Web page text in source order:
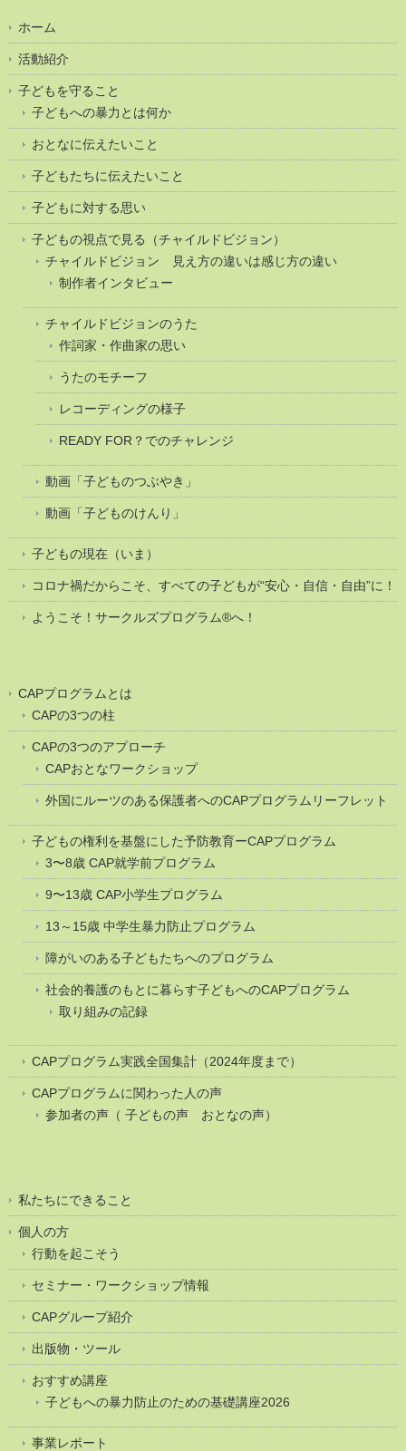
ホーム
活動紹介
子どもを守ること
子どもへの暴力とは何か
おとなに伝えたいこと
子どもたちに伝えたいこと
子どもに対する思い
子どもの視点で見る（チャイルドビジョン）
チャイルドビジョン 見え方の違いは感じ方の違い
制作者インタビュー
チャイルドビジョンのうた
作詞家・作曲家の思い
うたのモチーフ
レコーディングの様子
READY FOR？でのチャレンジ
動画「子どものつぶやき」
動画「子どものけんり」
子どもの現在（いま）
コロナ禍だからこそ、すべての子どもが“安心・自信・自由”に！
ようこそ！サークルズプログラム®へ！
CAPプログラムとは
CAPの3つの柱
CAPの3つのアプローチ
CAPおとなワークショップ
外国にルーツのある保護者へのCAPプログラムリーフレット
子どもの権利を基盤にした予防教育ーCAPプログラム
3〜8歳 CAP就学前プログラム
9〜13歳 CAP小学生プログラム
13～15歳 中学生暴力防止プログラム
障がいのある子どもたちへのプログラム
社会的養護のもとに暮らす子どもへのCAPプログラム
取り組みの記録
CAPプログラム実践全国集計（2024年度まで）
CAPプログラムに関わった人の声
参加者の声（ 子どもの声 おとなの声）
私たちにできること
個人の方
行動を起こそう
セミナー・ワークショップ情報
CAPグループ紹介
出版物・ツール
おすすめ講座
子どもへの暴力防止のための基礎講座2026
事業レポート